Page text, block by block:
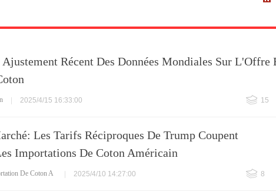
Récent Des Données Mondiales Sur L'Offre
2025/4/15 16:33:00 15
Les Tarifs Réciproques De Trump Coupent
Importations De Coton Américain
De Coton A
2025/4/10 14:27:00 8